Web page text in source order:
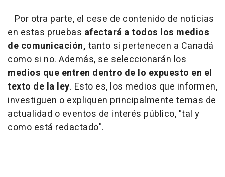
Por otra parte, el cese de contenido de noticias
en estas pruebas afectará a todos los medios
de comunicación, tanto si pertenecen a Canadá
como si no. Además, se seleccionarán los
medios que entren dentro de lo expuesto en el
texto de la ley. Esto es, los medios que informen,
investiguen o expliquen principalmente temas de
actualidad o eventos de interés público, "tal y
como está redactado".